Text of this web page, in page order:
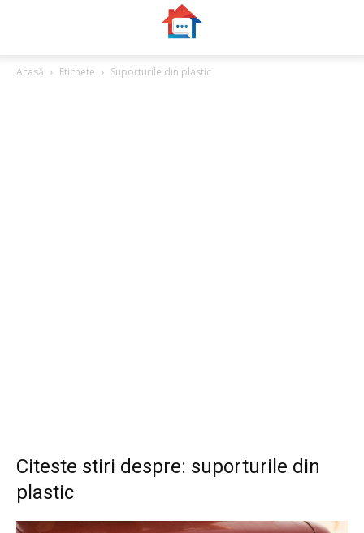
Acasă Etichete Suporturile din plastic
Citeste stiri despre: suporturile din
plastic